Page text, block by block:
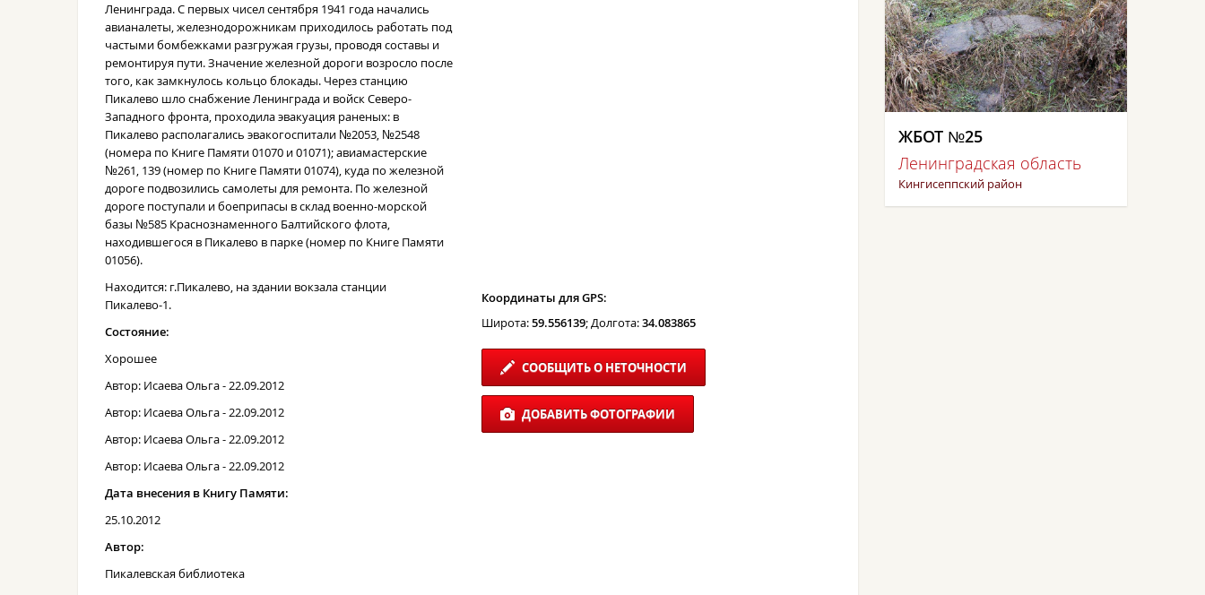
Ленинграда. С первых чисел сентября 1941 года начались
авианалеты, железнодорожникам приходилось работать под
частыми бомбежками разгружая грузы, проводя составы и
ремонтируя пути. Значение железной дороги возросло после
того, как замкнулось кольцо блокады. Через станцию
Пикалево шло снабжение Ленинграда и войск Северо-
Западного фронта, проходила эвакуация раненых: в
Пикалево располагались эвакогоспитали №2053, №2548
(номера по Книге Памяти 01070 и 01071); авиамастерские
№261, 139 (номер по Книге Памяти 01074), куда по железной
дороге подвозились самолеты для ремонта. По железной
дороге поступали и боеприпасы в склад военно-морской
базы №585 Краснознаменного Балтийского флота,
находившегося в Пикалево в парке (номер по Книге Памяти
01056).
Находится: г.Пикалево, на здании вокзала станции
Пикалево-1.
Состояние:
Хорошее
Автор: Исаева Ольга - 22.09.2012
Автор: Исаева Ольга - 22.09.2012
Автор: Исаева Ольга - 22.09.2012
Автор: Исаева Ольга - 22.09.2012
Дата внесения в Книгу Памяти:
25.10.2012
Автор:
Пикалевская библиотека
Координаты для GPS:
Широта:59.556139; Долгота:34.083865
СООБЩИТЬ О НЕТОЧНОСТИ
ДОБАВИТЬ ФОТОГРАФИИ
ЖБОТ №25
Ленинградская область
Кингисеппский район